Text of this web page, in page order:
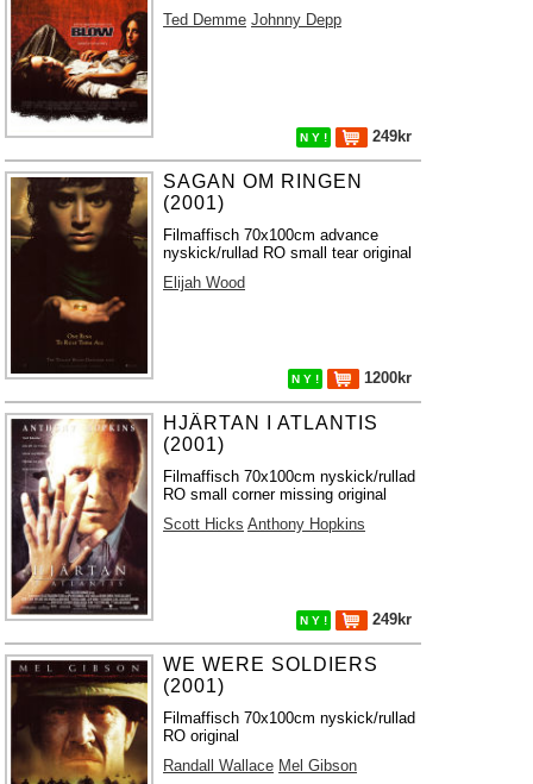
Ted Demme Johnny Depp
N Y ! 249kr
SAGAN OM RINGEN
(2001)
Filmaffisch 70x100cm advance
nyskick/rullad RO small tear original
Elijah Wood
N Y ! 1200kr
HJÄRTAN I ATLANTIS
(2001)
Filmaffisch 70x100cm nyskick/rullad
RO small corner missing original
Scott Hicks Anthony Hopkins
N Y ! 249kr
WE WERE SOLDIERS
(2001)
Filmaffisch 70x100cm nyskick/rullad
RO original
Randall Wallace Mel Gibson